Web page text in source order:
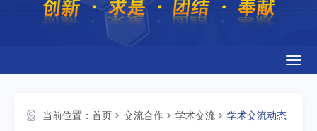
当前位置： 首页 交流合作 学术交流 学术交流动态